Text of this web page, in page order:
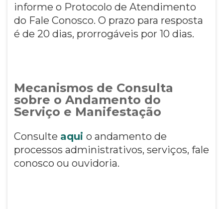
informe o Protocolo de Atendimento
do Fale Conosco. O prazo para resposta
é de 20 dias, prorrogáveis por 10 dias.
Mecanismos de Consulta
sobre o Andamento do
Serviço e Manifestação
Consulte aqui o andamento de
processos administrativos, serviços, fale
conosco ou ouvidoria.